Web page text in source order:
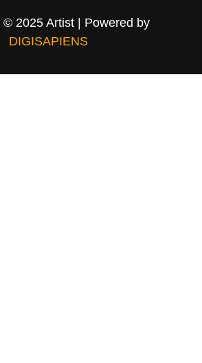
© 2025 Artist | Powered by
DIGISAPIENS